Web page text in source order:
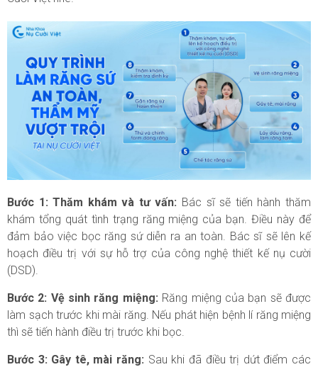
Bước 1: Thăm khám và tư vấn: Bác sĩ sẽ tiến hành thăm
khám tổng quát tình trạng răng miệng của bạn. Điều này để
đảm bảo việc bọc răng sứ diễn ra an toàn. Bác sĩ sẽ lên kế
hoạch điều trị với sự hỗ trợ của công nghệ thiết kế nụ cười
(DSD).
Bước 2: Vệ sinh răng miệng: Răng miệng của bạn sẽ được
làm sạch trước khi mài răng. Nếu phát hiện bệnh lí răng miệng
thì sẽ tiến hành điều trị trước khi bọc.
Bước 3: Gây tê, mài răng: Sau khi đã điều trị dứt điểm các